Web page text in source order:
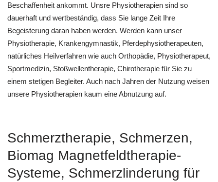
Beschaffenheit ankommt. Unsre Physiotherapien sind so
dauerhaft und wertbeständig, dass Sie lange Zeit Ihre
Begeisterung daran haben werden. Werden kann unser
Physiotherapie, Krankengymnastik, Pferdephysiotherapeuten,
natürliches Heilverfahren wie auch Orthopädie, Physiotherapeut,
Sportmedizin, Stoßwellentherapie, Chirotherapie für Sie zu
einem stetigen Begleiter. Auch nach Jahren der Nutzung weisen
unsere Physiotherapien kaum eine Abnutzung auf.
Schmerztherapie, Schmerzen,
Biomag Magnetfeldtherapie-
Systeme, Schmerzlinderung für